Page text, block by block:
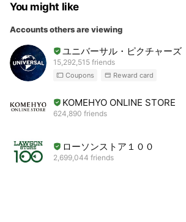
You might like
Accounts others are viewing
ユニバーサル・ピクチャーズ
15,292,515 friends
Coupons Reward card
KOMEHYO ONLINE STORE
624,890 friends
ローソンストア１００
2,699,044 friends